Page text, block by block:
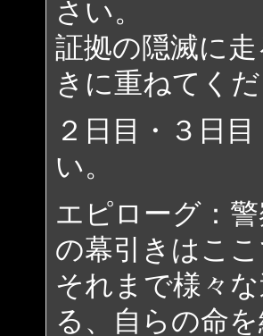
さい。
証拠の隠滅に
きに重ねてく
２日目・３日
い。
エピローグ：
の幕引きはこ
それまで様々
る、自らの命